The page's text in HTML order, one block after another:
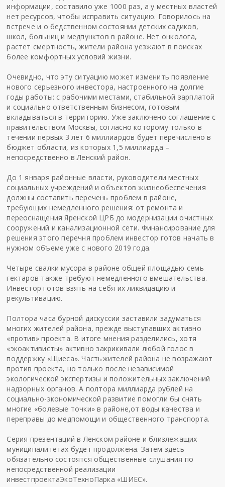
информации, составило уже 1000 раз, а у местных властей
нет ресурсов, чтобы исправить ситуацию. Говорилось на
встрече и о бедственном состоянии детских садиков,
школ, больниц и медпунктов в районе. Нет онколога,
растет смертность, жители района уезжают в поисках
более комфортных условий жизни.
Очевидно, что эту ситуацию может изменить появление
нового серьезного инвестора, настроенного на долгие
годы работы: с рабочими местами, стабильной зарплатой
и социально ответственным бизнесом, готовым
вкладываться в территорию. Уже заключено соглашение с
правительством Москвы, согласно которому только в
течении первых 3 лет 6 миллиардов будет перечислено в
бюджет области, из которых 1,5 миллиарда –
непосредственно в Ленский район.
До 1 января районные власти, руководители местных
социальных учреждений и объектов жизнеобеспечения
должны составить перечень проблем в районе,
требующих немедленного решения: от ремонта и
переоснащенияЯренской ЦРБ до модернизации очистных
сооружений и канализационной сети. Финансирование для
решения этого перечня проблем инвестор готов начать в
нужном объеме уже с нового 2019 года.
Четыре свалки мусора в районе общей площадью семь
гектаров также требуют немедленного вмешательства.
Инвестор готов взять на себя их ликвидацию и
рекультивацию.
Полтора часа бурной дискуссии заставили задуматься
многих жителей района, прежде выступавших активно
«против» проекта. В итоге мнения разделились, хотя
«экоактивисты» активнозакрикивали любой голос в
поддержку «Щиеса».Частьжителей района не возражают
против проекта, но только после независимой
экологической экспертизы и положительных заключений
надзорных органов. А полтора миллиарда рублей на
социально-экономической развитиепомогли бы снять
многие «болевые точки» в районе,от воды качества и
переправы до медпомощи и общественного транспорта.
Серия презентаций в Ленском районе и близлежащих
муниципалитетах будет продолжена. Затем здесь
обязательно состоятся общественные слушания по
непосредственной реализации
инвестпроектаЭкоТехноПарка «ШИЕС».